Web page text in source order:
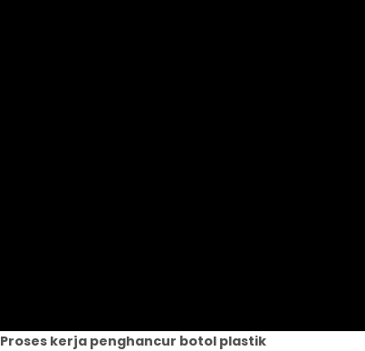
Proses kerja penghancur botol plastik